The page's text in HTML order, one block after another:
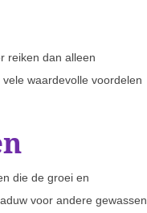
reiken dan alleen
waardevolle voordelen
die de groei en
voor andere gewassen